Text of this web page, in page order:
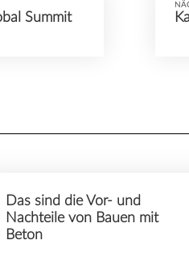
Summit
Das sind die Vor- und
Nachteile von Bauen mit
Beton